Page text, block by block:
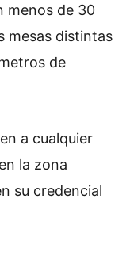
menos de 30
mesas distintas
de
a cualquier
la zona
su credencial